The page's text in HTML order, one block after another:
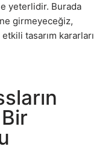
yeterlidir. Burada
girmeyeceğiz,
tasarım kararları